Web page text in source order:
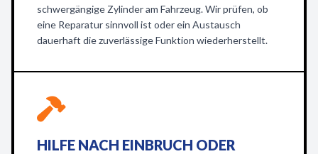
schwergängige Zylinder am Fahrzeug. Wir prüfen, ob
eine Reparatur sinnvoll ist oder ein Austausch
dauerhaft die zuverlässige Funktion wiederherstellt.
HILFE NACH EINBRUCH ODER